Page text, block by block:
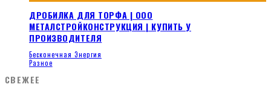
ДРОБИЛКА ДЛЯ ТОРФА | ООО
МЕТАЛСТРОЙКОНСТРУКЦИЯ | КУПИТЬ У
ПРОИЗВОДИТЕЛЯ
Бесконечная Энергия
Разное
СВЕЖЕЕ